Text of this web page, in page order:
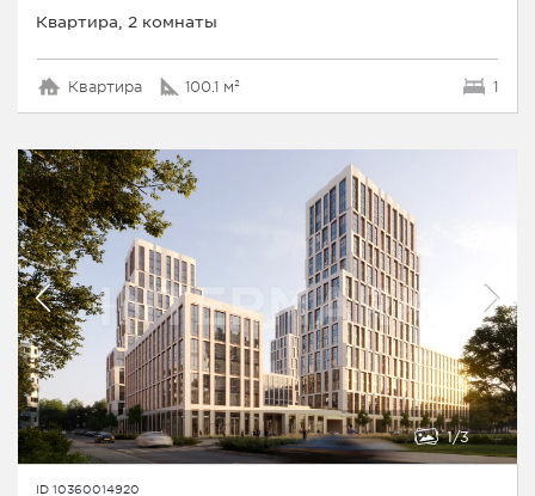
Квартира, 2 комнаты
Квартира 100.1 м² 1
1 3
ID 10360014920